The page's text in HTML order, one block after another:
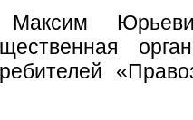
Максим